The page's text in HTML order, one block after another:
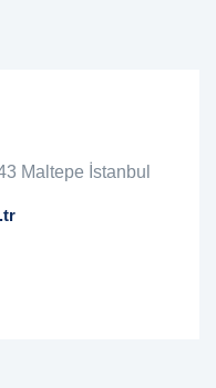
Maltepe İstanbul